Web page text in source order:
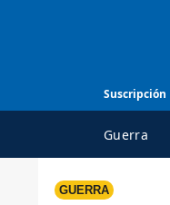
Suscripción
Guerra
GUERRA